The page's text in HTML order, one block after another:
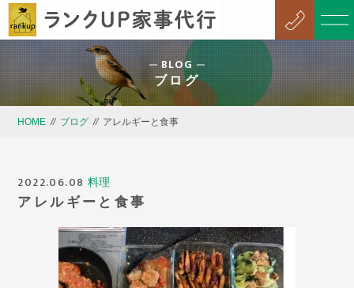
BLOG
ブログ
HOME // ブログ // アレルギーと食事
2022.06.08 料理
アレルギーと食事